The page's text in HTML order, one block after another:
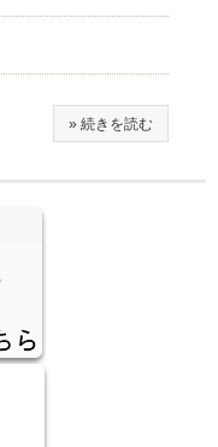
» 続きを読む